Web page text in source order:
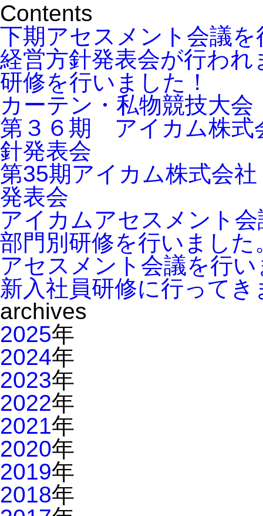
Contents
下期アセスメント会議
経営方針発表会が行われ
研修を行いました！
カーテン・私物競技大会
第３６期 アイカム株
針発表会
第35期アイカム株式会
発表会
アイカムアセスメント
部門別研修を行いました
アセスメント会議を行
新入社員研修に行ってき
archives
2025年
2024年
2023年
2022年
2021年
2020年
2019年
2018年